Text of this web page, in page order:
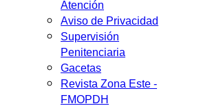
Atención
Aviso de Privacidad
Supervisión
Penitenciaria
Gacetas
Revista Zona Este -
FMOPDH